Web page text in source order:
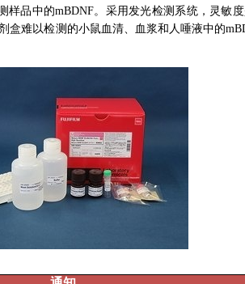
样品中的mBDNF。采用发光检测系统，灵敏
盒难以检测的小鼠血清、血浆和人唾液中的